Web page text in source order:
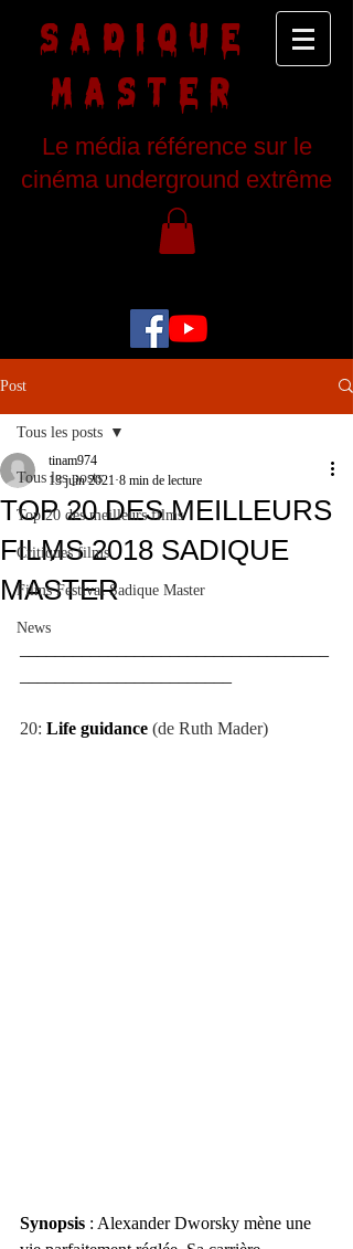
SADIQUE
MASTER
Le média référence sur le
cinéma underground extrême
Post
Tous les posts
Top 20 des meilleurs films
Critiques films
Films Festival Sadique Master
News
Tous les posts
TOP 20 DES MEILLEURS
FILMS 2018 SADIQUE
MASTER
tinam974
13 juin 2021 8 min de lecture
20: Life guidance (de Ruth Mader)
Synopsis : Alexander Dworsky mène une